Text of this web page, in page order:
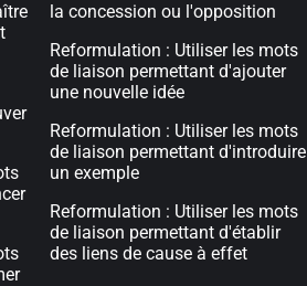
la concession ou l'opposition
Reformulation : Utiliser les mots
de liaison permettant d'ajouter
une nouvelle idée
Reformulation : Utiliser les mots
de liaison permettant d'introduire
un exemple
Reformulation : Utiliser les mots
de liaison permettant d'établir
des liens de cause à effet